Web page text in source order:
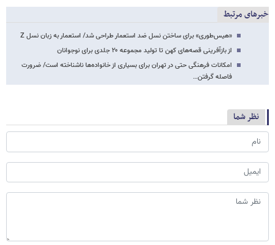
خبرهای مرتبط
«هیس‌طوری» برای ساختن نسل ضد استعمار طراحی شد/ استعمار به زبان نسل Z
از بازآفرینی قصه‌های کهن تا تولید مجموعه ۲۰ جلدی برای نوجوانان
امکانات فرهنگی حتی در تهران برای بسیاری از خانواده‌ها ناشناخته است/ ضرورت
فاصله گرفتن…
نظر شما